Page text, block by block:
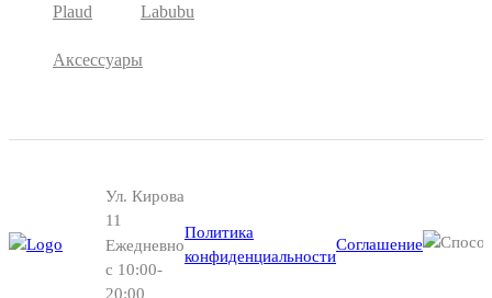
Plaud Labubu
Аксессуары
Ул. Кирова
11
Ежедневно
с 10:00-
20:00
Политика
конфиденциальности
Соглашение